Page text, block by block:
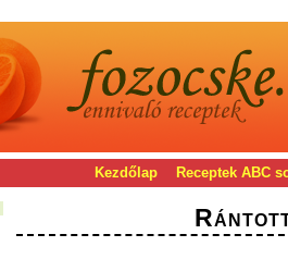
Kezdőlap Receptek ABC